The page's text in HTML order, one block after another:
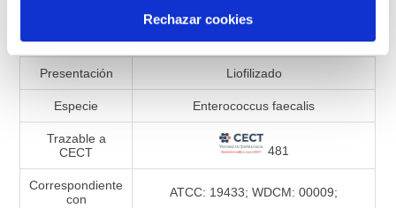
Rechazar cookies
Referencia 990302
Presentación Liofilizado
Especie Enterococcus faecalis
Trazable a
CECT
481
Correspondiente
con
ATCC: 19433; WDCM: 00009;